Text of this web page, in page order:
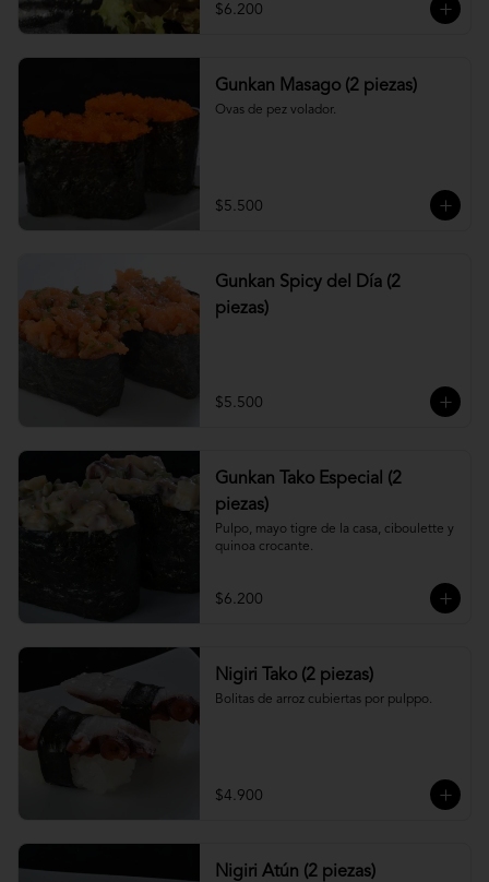
$6.200
Gunkan Masago (2 piezas)
Ovas de pez volador.
$5.500
Gunkan Spicy del Día (2
piezas)
$5.500
Gunkan Tako Especial (2
piezas)
Pulpo, mayo tigre de la casa, ciboulette y
quinoa crocante.
$6.200
Nigiri Tako (2 piezas)
Bolitas de arroz cubiertas por pulppo.
$4.900
Nigiri Atún (2 piezas)